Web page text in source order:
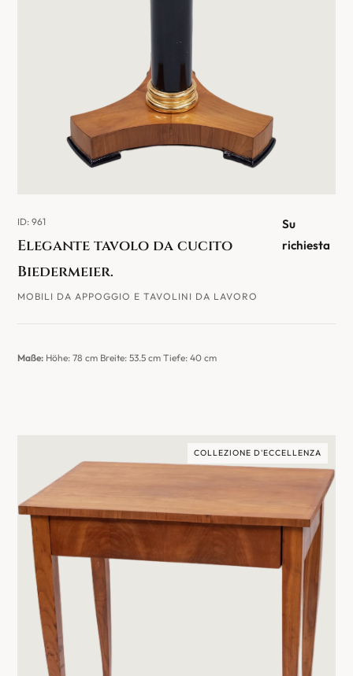
ID: 961
Elegante tavolo da cucito
Biedermeier.
MOBILI DA APPOGGIO E TAVOLINI DA LAVORO
Su
richiesta
Maße: Höhe: 78 cm Breite: 53.5 cm Tiefe: 40 cm
COLLEZIONE D'ECCELLENZA